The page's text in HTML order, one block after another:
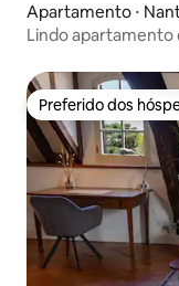
Apartamento ⋅
Lindo apartamento
Preferido dos
Preferido dos